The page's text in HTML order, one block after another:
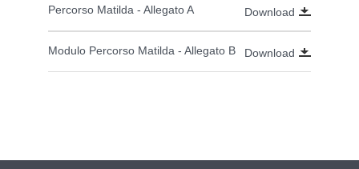
Percorso Matilda - Allegato A Download
Modulo Percorso Matilda - Allegato B Download